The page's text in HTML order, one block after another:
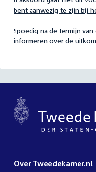
bent aanwezig te zijn bij
Spoedig na de termijn
informeren over de
Over Tweedekamer.nl